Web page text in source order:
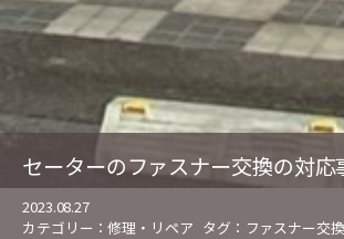
セーターのファスナー交換の対応
2023.08.27
カテゴリー：修理・リペア タグ： ファスナー交換